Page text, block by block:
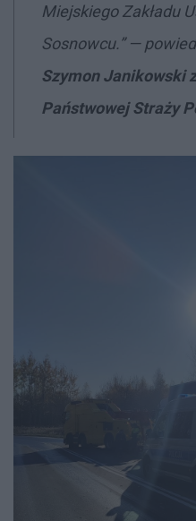
Miejskiego Zakładu
Sosnowcu.” —
Szymon Janikowski
Państwowej Straży